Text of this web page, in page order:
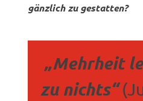
gänzlich zu gestatten?
„Mehrheit
zu nichts“